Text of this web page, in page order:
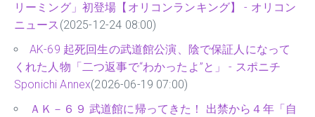
リーミング」初登場【オリコンランキング】 - オリコン
ニュース (2025-12-24 08:00)
AK-69 起死回生の武道館公演、陰で保証人になって
くれた人物「二つ返事で“わかったよ”と」 - スポニチ
Sponichi Annex(2026-06-19 07:00)
ＡＫ－６９ 武道館に帰ってきた！ 出禁から４年「自